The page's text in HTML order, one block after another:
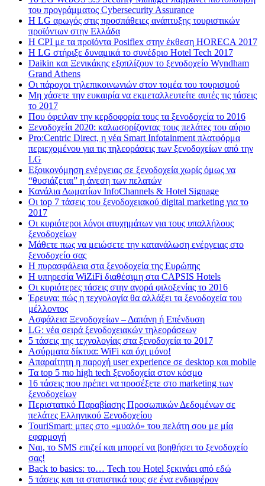
του προγράμματος Cybersecurity Assurance
Η LG αρωγός στις προσπάθειες ανάπτυξης τουριστικών
προϊόντων στην Ελλάδα
Η CPI με τα προϊόντα Posiflex στην έκθεση HORECA 2017
H LG στήριξε δυναμικά το συνέδριο Hotel Tech 2017
Daikin και Ξενικάκης εξοπλίζουν το ξενοδοχείο Wyndham
Grand Athens
Οι πάροχοι τηλεπικοινωνιών στον τομέα του τουρισμού
Μη χάσετε την ευκαιρία να εκμεταλλευτείτε αυτές τις τάσεις
το 2017
Που όφειλαν την κερδοφορία τους τα ξενοδοχεία το 2016
Ξενοδοχεία 2020: καλωσορίζοντας τους πελάτες του αύριο
Pro:Centric Direct, η νέα Smart Infotainment πλατφόρμα
περιεχομένου για τις τηλεοράσεις των ξενοδοχείων από την
LG
Εξοικονόμηση ενέργειας σε ξενοδοχεία χωρίς όμως να
“θυσιάζεται” η άνεση των πελατών
Κανάλια Δωματίων InfoChannels & Hotel Signage
Οι top 7 τάσεις του ξενοδοχειακού digital marketing για το
2017
Οι κυριότεροι λόγοι ατυχημάτων για τους υπαλλήλους
ξενοδοχείων
Μάθετε πως να μειώσετε την κατανάλωση ενέργειας στο
ξενοδοχείο σας
Η πυρασφάλεια στα ξενοδοχεία της Ευρώπης
Η υπηρεσία WiZiFi διαθέσιμη στα CAPSIS Hotels
Οι κυριότερες τάσεις στην αγορά φιλοξενίας το 2016
Έρευνα: πώς η τεχνολογία θα αλλάξει τα ξενοδοχεία του
μέλλοντος
Ασφάλεια Ξενοδοχείων – Δαπάνη ή Επένδυση
LG: νέα σειρά ξενοδοχειακών τηλεοράσεων
5 τάσεις της τεχνολογίας στα ξενοδοχεία το 2017
Ασύρματα δίκτυα: WiFi και όχι μόνο!
Απαραίτητη η παροχή user experience σε desktop και mobile
Τα top 5 πιο high tech ξενοδοχεία στον κόσμο
16 τάσεις που πρέπει να προσέξετε στο marketing των
ξενοδοχείων
Περιστατικό Παραβίασης Προσωπικών Δεδομένων σε
πελάτες Ελληνικού Ξενοδοχείου
TouriSmart: μπες στο «μυαλό» του πελάτη σου με μία
εφαρμογή
Ναι, το SMS επιζεί και μπορεί να βοηθήσει το ξενοδοχείο
σας!
Back to basics: το… Tech του Hotel ξεκινάει από εδώ
5 τάσεις και τα στατιστικά τους σε ένα ενδιαφέρον